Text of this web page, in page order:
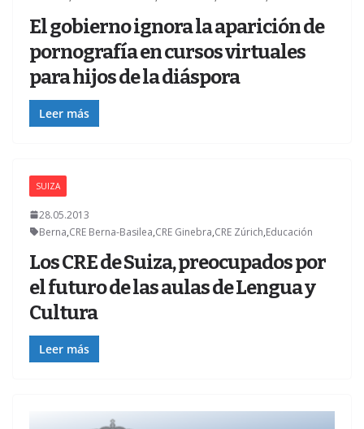
El gobierno ignora la aparición de
pornografía en cursos virtuales
para hijos de la diáspora
Leer más
SUIZA
28.05.2013
Berna,CRE Berna-Basilea,CRE Ginebra,CRE Zúrich,Educación
Los CRE de Suiza, preocupados por
el futuro de las aulas de Lengua y
Cultura
Leer más